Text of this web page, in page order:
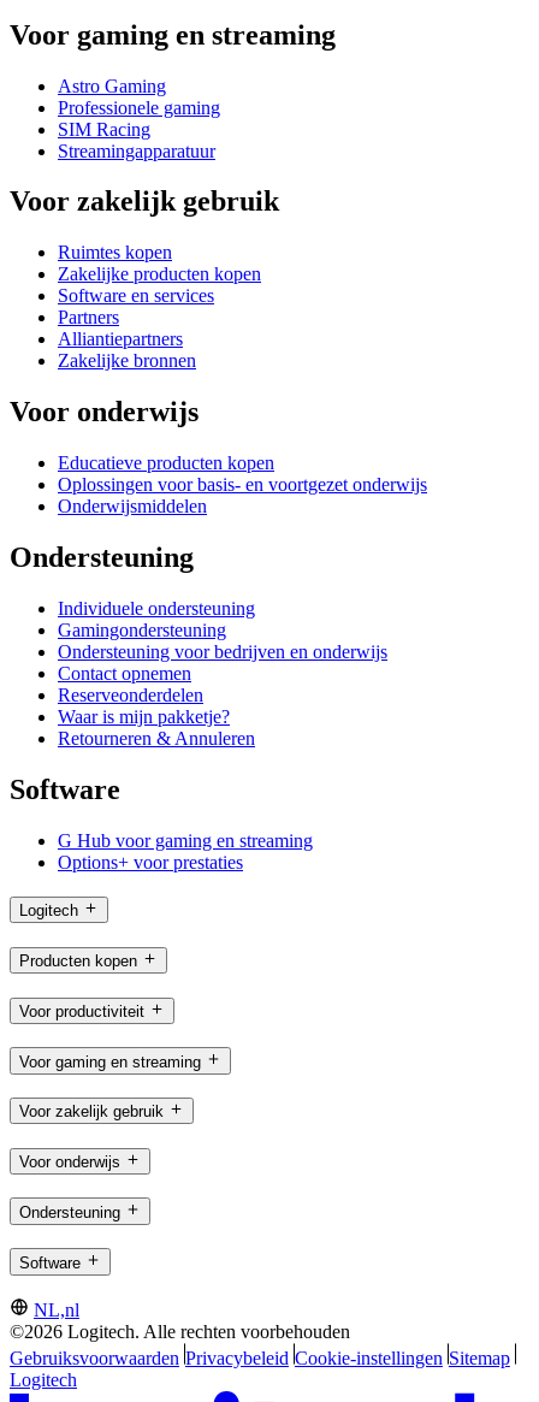
Voor gaming en streaming
Astro Gaming
Professionele gaming
SIM Racing
Streamingapparatuur
Voor zakelijk gebruik
Ruimtes kopen
Zakelijke producten kopen
Software en services
Partners
Alliantiepartners
Zakelijke bronnen
Voor onderwijs
Educatieve producten kopen
Oplossingen voor basis- en voortgezet onderwijs
Onderwijsmiddelen
Ondersteuning
Individuele ondersteuning
Gamingondersteuning
Ondersteuning voor bedrijven en onderwijs
Contact opnemen
Reserveonderdelen
Waar is mijn pakketje?
Retourneren & Annuleren
Software
G Hub voor gaming en streaming
Options+ voor prestaties
Logitech
Producten kopen
Voor productiviteit
Voor gaming en streaming
Voor zakelijk gebruik
Voor onderwijs
Ondersteuning
Software
NL,nl
©2026 Logitech. Alle rechten voorbehouden
Gebruiksvoorwaarden Privacybeleid Cookie-instellingen Sitemap
Logitech